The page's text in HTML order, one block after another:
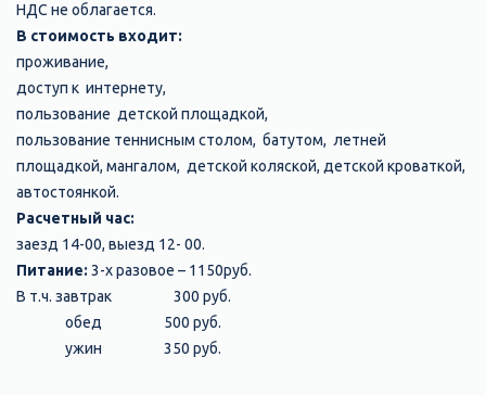
НДС не облагается.
В стоимость входит:
проживание,
доступ к интернету,
пользование детской площадкой,
пользование теннисным столом, батутом, летней
площадкой, мангалом, детской коляской, детской кроваткой,
автостоянкой.
Расчетный час:
заезд 14-00, выезд 12- 00.
Питание: 3-х разовое – 1150руб.
В т.ч. завтрак 300 руб.
обед 500 руб.
ужин 350 руб.